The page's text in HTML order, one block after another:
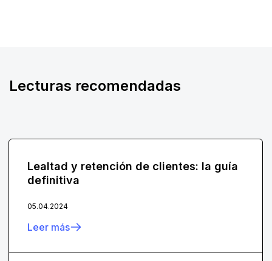
Lecturas recomendadas
Lealtad y retención de clientes: la guía
definitiva
05.04.2024
Leer más